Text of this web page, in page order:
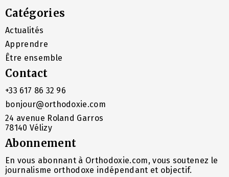
Catégories
Actualités
Apprendre
Être ensemble
Contact
+33 617 86 32 96
bonjour@orthodoxie.com
24 avenue Roland Garros
78140 Vélizy
Abonnement
En vous abonnant à Orthodoxie.com, vous soutenez le
journalisme orthodoxe indépendant et objectif.